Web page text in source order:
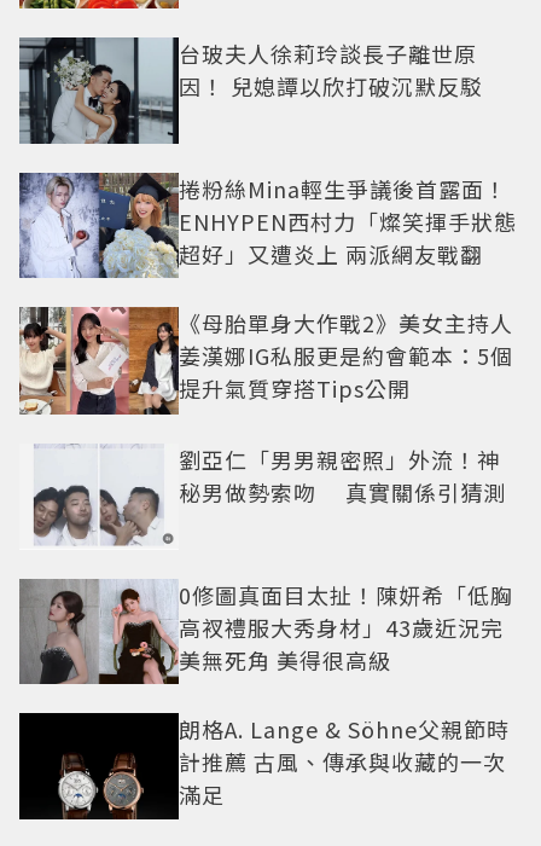
台玻夫人徐莉玲談長子離世原
因！ 兒媳譚以欣打破沉默反駁
捲粉絲Mina輕生爭議後首露面！
ENHYPEN西村力「燦笑揮手狀態
超好」又遭炎上 兩派網友戰翻
《母胎單身大作戰2》美女主持人
姜漢娜IG私服更是約會範本：5個
提升氣質穿搭Tips公開
劉亞仁「男男親密照」外流！神
秘男做勢索吻 真實關係引猜測
0修圖真面目太扯！陳妍希「低胸
高衩禮服大秀身材」43歲近況完
美無死角 美得很高級
朗格A. Lange & Söhne父親節時
計推薦 古風、傳承與收藏的一次
滿足